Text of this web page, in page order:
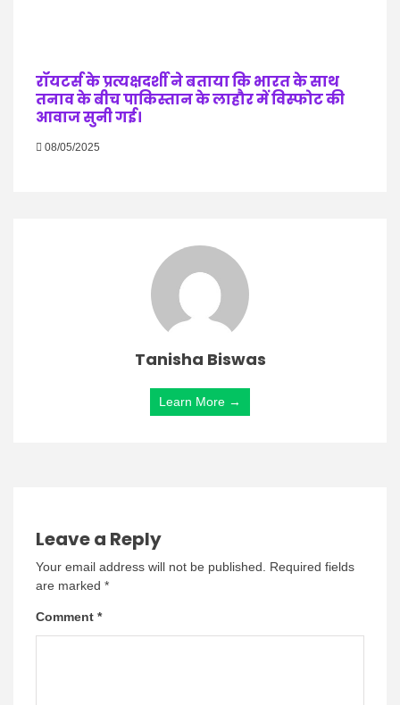
रॉयटर्स के प्रत्यक्षदर्शी ने बताया कि भारत के साथ
तनाव के बीच पाकिस्तान के लाहौर में विस्फोट की
आवाज सुनी गई।
08/05/2025
Tanisha Biswas
Learn More →
Leave a Reply
Your email address will not be published.
Required fields
are marked *
Comment *